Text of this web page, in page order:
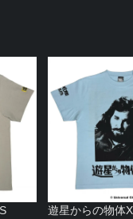
遊星からの物体